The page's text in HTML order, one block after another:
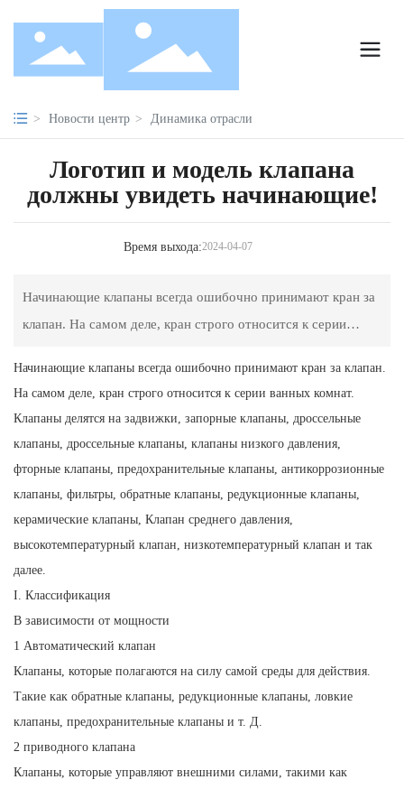
Новости центр Динамика отрасли
Логотип и модель клапана
должны увидеть начинающие!
Время выхода:2024-04-07
Начинающие клапаны всегда ошибочно принимают кран за
клапан. На самом деле, кран строго относится к серии
клапаны, дроссельные клапаны, дроссельные клапаны,
керамические клапаны, Клапан среднего давления,
высокотемпературный клапан, низкотемпературный клапан
и так далее.
Начинающие клапаны всегда ошибочно принимают кран за клапан.
На самом деле, кран строго относится к серии ванных комнат.
Клапаны делятся на задвижки, запорные клапаны, дроссельные
клапаны, дроссельные клапаны, клапаны низкого давления,
фторные клапаны, предохранительные клапаны, антикоррозионные
клапаны, фильтры, обратные клапаны, редукционные клапаны,
керамические клапаны, Клапан среднего давления,
высокотемпературный клапан, низкотемпературный клапан и так
далее.
I. Классификация
В зависимости от мощности
1 Автоматический клапан
Клапаны, которые полагаются на силу самой среды для действия.
Такие как обратные клапаны, редукционные клапаны, ловкие
клапаны, предохранительные клапаны и т. Д.
2 приводного клапана
Клапаны, которые управляют внешними силами, такими как